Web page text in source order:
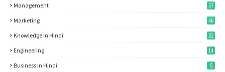
Management 57
Marketing 46
Knowledge In Hindi 22
Engineering 14
Business In Hindi 5